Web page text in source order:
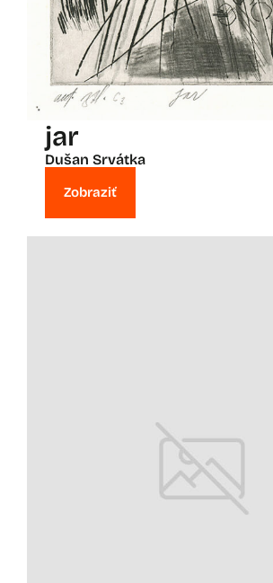
jar
Dušan Srvátka
Zobraziť